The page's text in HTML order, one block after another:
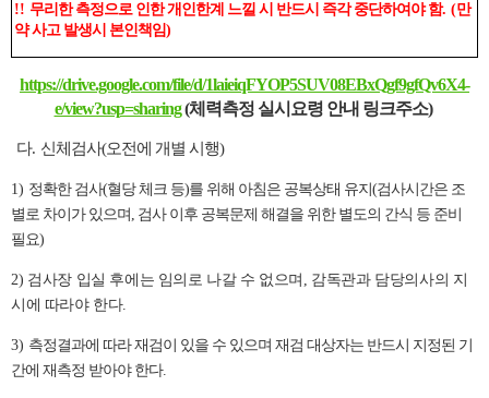
!! 무리한 측정으로 인한 개인한계 느낄 시 반드시 즉각 중단하여야 함. (만
약 사고 발생시 본인책임)
https://drive.google.com/file/d/1laieiqFYOP5SUV08EBxQgf9gfQv6X4-
e/view?usp=sharing(체력측정 실시요령 안내 링크주소)
다. 신체검사(오전에 개별 시행)
1) 정확한 검사(혈당 체크 등)를 위해 아침은 공복상태 유지(검사시간은 조
별로 차이가 있으며, 검사 이후 공복문제 해결을 위한 별도의 간식 등 준비
필요)
2) 검사장 입실 후에는 임의로 나갈 수 없으며 , 감독관과 담당의사의 지
시에 따라야 한다.
3) 측정결과에 따라 재검이 있을 수 있으며 재검 대상자는 반드시 지정된 기
간에 재측정 받아야 한다.